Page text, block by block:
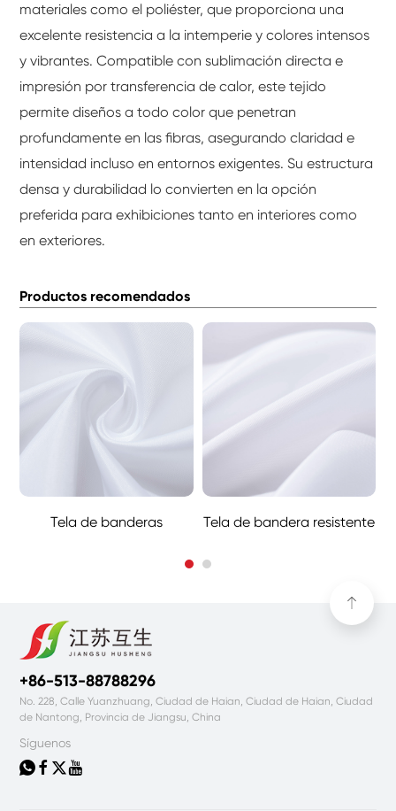
materiales como el poliéster, que proporciona una
excelente resistencia a la intemperie y colores intensos
y vibrantes. Compatible con sublimación directa e
impresión por transferencia de calor, este tejido
permite diseños a todo color que penetran
profundamente en las fibras, asegurando claridad e
intensidad incluso en entornos exigentes. Su estructura
densa y durabilidad lo convierten en la opción
preferida para exhibiciones tanto en interiores como
en exteriores.
Productos recomendados
Tela de banderas Tela de bandera resistente
+86-513-88788296
No. 228, Calle Yuanzhuang, Ciudad de Haian, Ciudad de Haian, Ciudad
de Nantong, Provincia de Jiangsu, China
Síguenos
  